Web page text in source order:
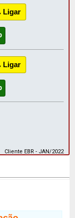
Ligar
Ligar
Cliente EBR - JAN/2022